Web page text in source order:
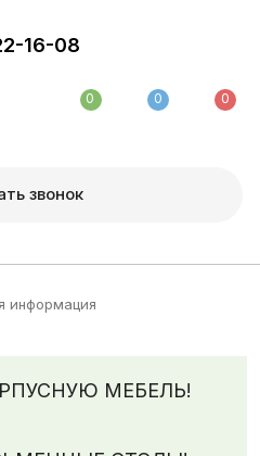
16-08
0 0 0
звонок
информация
МЕБЕЛЬ!